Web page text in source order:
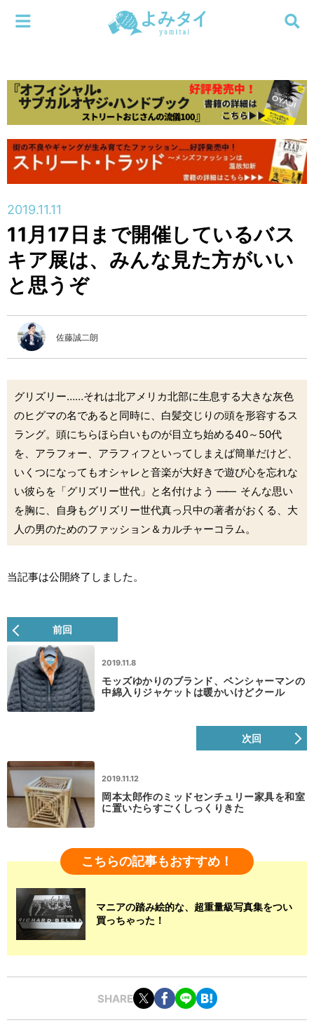
新着
連載
新刊
特集
編集部
検索する
メニューを閉じる
2019.11.11
11月17日まで開催しているバス
キア展は、みんな見た方がいい
と思うぞ
佐藤誠二朗
グリズリー……それは北アメリカ北部に生息する大きな灰色
のヒグマの名であると同時に、白髪交じりの頭を形容するス
ラング。頭にちらほら白いものが目立ち始める40～50代
を、アラフォー、アラフィフといってしまえば簡単だけど、
いくつになってもオシャレと音楽が大好きで遊び心を忘れな
い彼らを「グリズリー世代」と名付けよう ―― そんな思い
を胸に、自身もグリズリー世代真っ只中の著者がおくる、大
人の男のためのファッション＆カルチャーコラム。
当記事は公開終了しました。
前回
2019.11.8
モッズゆかりのブランド、ベンシャーマンの
中綿入りジャケットは暖かいけどクール
次回
2019.11.12
岡本太郎作のミッドセンチュリー家具を和室
に置いたらすごくしっくりきた
こちらの記事もおすすめ！
マニアの踏み絵的な、超重量級写真集をつい
買っちゃった！
SHARE